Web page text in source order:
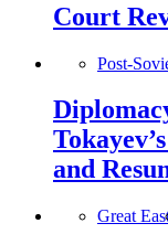
Court
Post-
and
Great